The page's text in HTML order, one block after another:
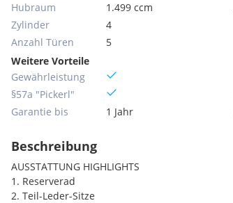
Hubraum
1.499 ccm
Zylinder
4
Anzahl Türen
5
Weitere Vorteile
Gewährleistung
§57a "Pickerl"
Garantie bis
1 Jahr
Beschreibung
AUSSTATTUNG HIGHLIGHTS
1. Reserverad
2. Teil-Leder-Sitze